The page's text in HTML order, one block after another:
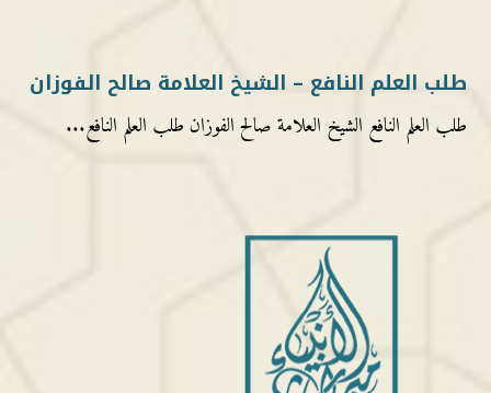
طلب العلم النافع – الشيخ العلامة صالح الفوزان
طلب العلم النافع الشيخ العلامة صالح الفوزان طلب العلم النافع...